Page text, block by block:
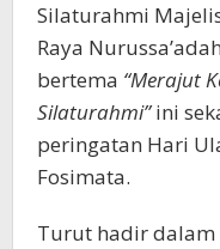
Silaturahmi
Raya
bertema “Merajut
Silaturahmi”ini
peringatan Hari
Fosimata.
Turut hadir dalam